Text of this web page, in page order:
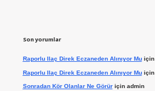
Son yorumlar
Raporlu Ilaç Direk Eczaneden Alınıyor Muiçin
Raporlu Ilaç Direk Eczaneden Alınıyor Muiçin
Sonradan Kör Olanlar Ne Görüriçin admin